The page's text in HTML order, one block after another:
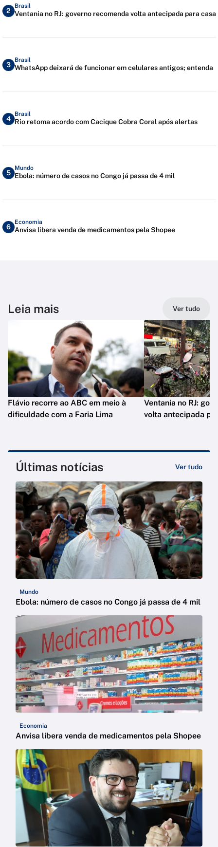
2
Brasil
Ventania no RJ: governo recomenda volta antecipada para casa
3
Brasil
WhatsApp deixará de funcionar em celulares antigos; entenda
4
Brasil
Rio retoma acordo com Cacique Cobra Coral após alertas
5
Mundo
Ebola: número de casos no Congo já passa de 4 mil
6
Economia
Anvisa libera venda de medicamentos pela Shopee
Leia mais Ver tudo
Flávio recorre ao ABC em meio à
dificuldade com a Faria Lima
Ventania no RJ:
volta antecipada
Últimas notícias Ver tudo
Mundo
Ebola: número de casos no Congo já passa de 4 mil
Economia
Anvisa libera venda de medicamentos pela Shopee